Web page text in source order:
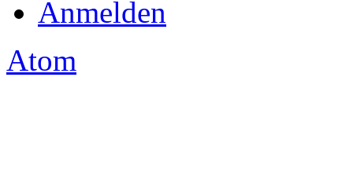
Anmelden
Atom